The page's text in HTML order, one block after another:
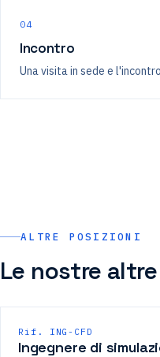
04
Incontro
Una visita in sede e
ALTRE POSIZIONI
Le nostre
Rif. ING-CFD
Ingegnere di